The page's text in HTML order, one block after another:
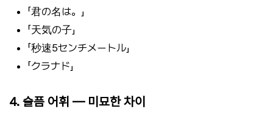
「君の名は。」
「天気の子」
「秒速5センチメートル」
「クラナド」
4. 슬픔 어휘 — 미묘한 차이